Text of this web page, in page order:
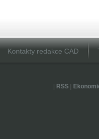
Kontakty redakce CAD
RSS|